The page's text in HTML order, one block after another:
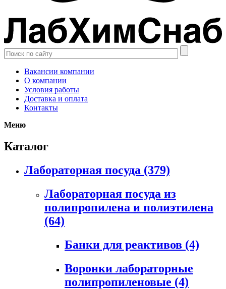
Вакансии компании
О компании
Условия работы
Доставка и оплата
Контакты
Меню
Каталог
Лабораторная посуда (379)
Лабораторная посуда из
полипропилена и полиэтилена
(64)
Банки для реактивов (4)
Воронки лабораторные
полипропиленовые (4)